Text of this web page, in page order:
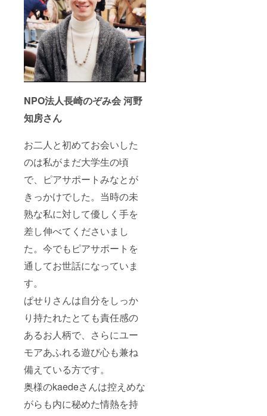
NPO法人長崎のぞみ会 河野
知房さん
お二人と初めてお会いした
のは私がまだ大学生の頃
で、ピアサポートみなとが
きっかけでした。当時の未
熟な私に対して優しく手を
差し伸べてくださいまし
た。今でもピアサポートを
通してお世話になっていま
す。
ぱせりさんは自分をしっか
り持たれたとても責任感の
あるお人柄で、さらにユー
モアあふれる遊び心も兼ね
備えている方です。
奥様のkaedeさんは控えめな
がらも内に秘めた情熱を持